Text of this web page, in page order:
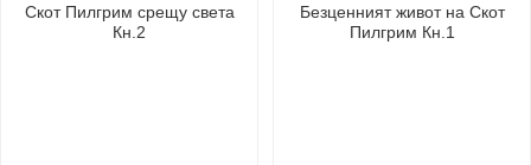
Скот Пилгрим срещу света
Кн.2
Безценният живот на Скот
Пилгрим Кн.1